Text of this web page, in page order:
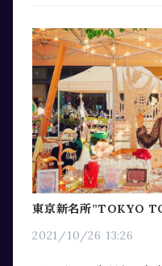
東京新名所”TOKYO
2021/10/26 13:26